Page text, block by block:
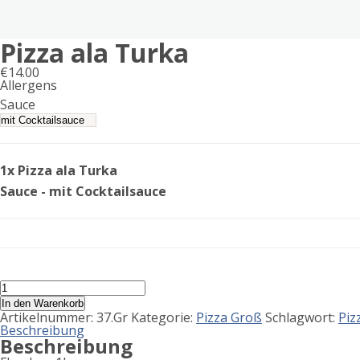
Pizza ala Turka
€14.00
Allergens
Sauce
1x Pizza ala Turka
Sauce - mit Cocktailsauce
Pizza
ala
Turka
Menge
In den Warenkorb
Artikelnummer: 37.Gr Kategorie: Pizza Groß Schlagwort:
Beschreibung
Beschreibung